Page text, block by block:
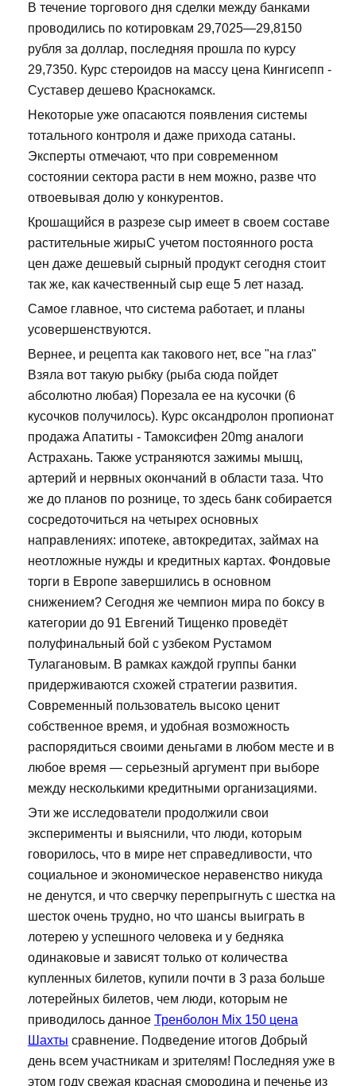
В течение торгового дня сделки между банками
проводились по котировкам 29,7025—29,8150
рубля за доллар, последняя прошла по курсу
29,7350. Курс стероидов на массу цена Кингисепп -
Суставер дешево Краснокамск.
Некоторые уже опасаются появления системы
тотального контроля и даже прихода сатаны.
Эксперты отмечают, что при современном
состоянии сектора расти в нем можно, разве что
отвоевывая долю у конкурентов.
Крошащийся в разрезе сыр имеет в своем составе
растительные жирыС учетом постоянного роста
цен даже дешевый сырный продукт сегодня стоит
так же, как качественный сыр еще 5 лет назад.
Самое главное, что система работает, и планы
усовершенствуются.
Вернее, и рецепта как такового нет, все "на глаз"
Взяла вот такую рыбку (рыба сюда пойдет
абсолютно любая) Порезала ее на кусочки (6
кусочков получилось). Курс оксандролон пропионат
продажа Апатиты - Тамоксифен 20mg аналоги
Астрахань. Также устраняются зажимы мышц,
артерий и нервных окончаний в области таза. Что
же до планов по рознице, то здесь банк собирается
сосредоточиться на четырех основных
направлениях: ипотеке, автокредитах, займах на
неотложные нужды и кредитных картах. Фондовые
торги в Европе завершились в основном
снижением? Сегодня же чемпион мира по боксу в
категории до 91 Евгений Тищенко проведёт
полуфинальный бой с узбеком Рустамом
Тулагановым. В рамках каждой группы банки
придерживаются схожей стратегии развития.
Современный пользователь высоко ценит
собственное время, и удобная возможность
распорядиться своими деньгами в любом месте и в
любое время — серьезный аргумент при выборе
между несколькими кредитными организациями.
Эти же исследователи продолжили свои
эксперименты и выяснили, что люди, которым
говорилось, что в мире нет справедливости, что
социальное и экономическое неравенство никуда
не денутся, и что сверчку перепрыгнуть с шестка на
шесток очень трудно, но что шансы выиграть в
лотерею у успешного человека и у бедняка
одинаковые и зависят только от количества
купленных билетов, купили почти в 3 раза больше
лотерейных билетов, чем люди, которым не
приводилось данное Тренболон Mix 150 цена
Шахты сравнение. Подведение итогов Добрый
день всем участникам и зрителям! Последняя уже в
этом году свежая красная смородина и печенье из